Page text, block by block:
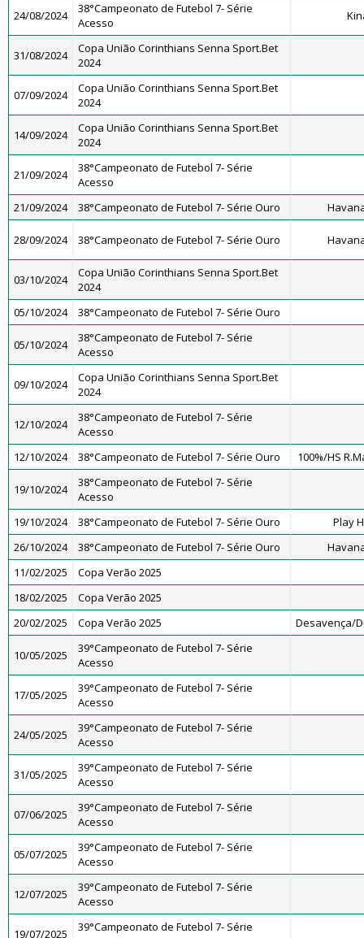
24/08/2024
38°Campeonato de Futebol 7- Série
Acesso
31/08/2024
Copa União Corinthians Senna Sport.Bet
2024
07/09/2024
Copa União Corinthians Senna Sport.Bet
2024
14/09/2024
Copa União Corinthians Senna Sport.Bet
2024
21/09/2024
38°Campeonato de Futebol 7- Série
Acesso
21/09/2024
38°Campeonato de Futebol 7- Série Ouro
28/09/2024 38°Campeonato de Futebol 7- Série Ouro
03/10/2024
Copa União Corinthians Senna Sport.Bet
2024
05/10/2024
38°Campeonato de Futebol 7- Série Ouro
05/10/2024
38°Campeonato de Futebol 7- Série
Acesso
09/10/2024
Copa União Corinthians Senna Sport.Bet
2024
12/10/2024
38°Campeonato de Futebol 7- Série
Acesso
12/10/2024
38°Campeonato de Futebol 7- Série Ouro 100%/HS
19/10/2024
38°Campeonato de Futebol 7- Série
Acesso
19/10/2024
38°Campeonato de Futebol 7- Série Ouro
Play
26/10/2024
38°Campeonato de Futebol 7- Série Ouro
11/02/2025
Copa Verão 2025
18/02/2025
Copa Verão 2025
20/02/2025
Copa Verão 2025 Desavença/
10/05/2025
39°Campeonato de Futebol 7- Série
Acesso
17/05/2025
39°Campeonato de Futebol 7- Série
Acesso
24/05/2025
39°Campeonato de Futebol 7- Série
Acesso
31/05/2025
39°Campeonato de Futebol 7- Série
Acesso
07/06/2025
39°Campeonato de Futebol 7- Série
Acesso
05/07/2025
39°Campeonato de Futebol 7- Série
Acesso
12/07/2025
39°Campeonato de Futebol 7- Série
Acesso
19/07/2025
39°Campeonato de Futebol 7- Série